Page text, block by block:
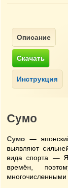
Сумо
Сумо —
выявляют
вида спорта —
времён,
многочисленными